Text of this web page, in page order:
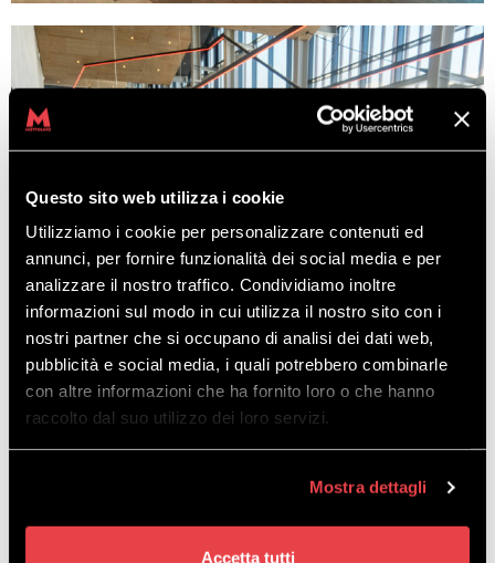
Questo sito web utilizza i cookie
Utilizziamo i cookie per personalizzare contenuti ed
annunci, per fornire funzionalità dei social media e per
analizzare il nostro traffico. Condividiamo inoltre
informazioni sul modo in cui utilizza il nostro sito con i
nostri partner che si occupano di analisi dei dati web,
pubblicità e social media, i quali potrebbero combinarle
con altre informazioni che ha fornito loro o che hanno
raccolto dal suo utilizzo dei loro servizi.
Mostra dettagli
Accetta tutti